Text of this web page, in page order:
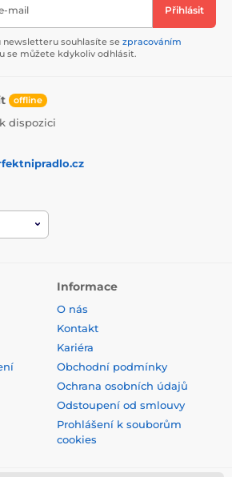
mail Přihlásit
souhlasíte se zpracováním
se můžete kdykoliv odhlásit.
offline
dispozici
Informace
O nás
Kontakt
Kariéra
Obchodní podmínky
Ochrana osobních údajů
Odstoupení od smlouvy
Prohlášení k souborům
cookies